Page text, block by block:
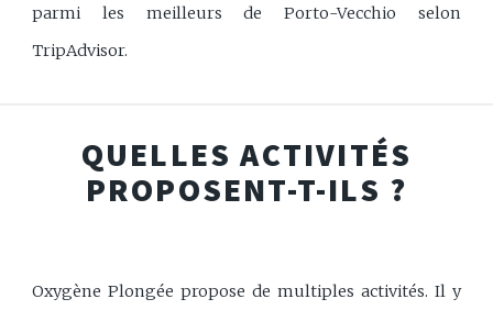
parmi les meilleurs de Porto-Vecchio selon
TripAdvisor.
QUELLES ACTIVITÉS
PROPOSENT-T-ILS ?
Oxygène Plongée propose de multiples activités. Il y